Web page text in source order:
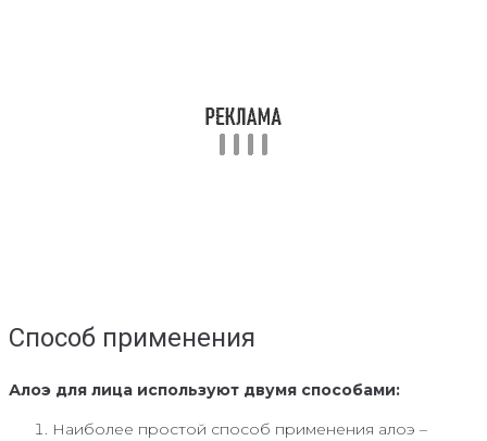
Способ применения
Алоэ для лица используют двумя способами:
Наиболее простой способ применения алоэ –